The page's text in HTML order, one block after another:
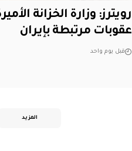
‏رويترز: وزارة الخزانة
عقوبات مرتبطة بإيران
قبل يوم واحد
المزيد